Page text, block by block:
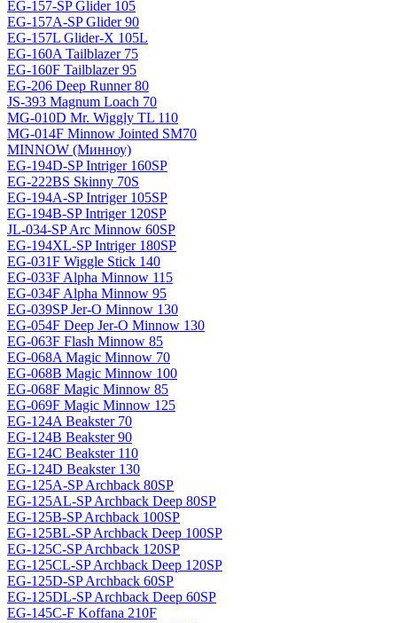
EG-157-SP Glider 105
EG-157A-SP Glider 90
EG-157L Glider-X 105L
EG-160A Tailblazer 75
EG-160F Tailblazer 95
EG-206 Deep Runner 80
JS-393 Magnum Loach 70
MG-010D Mr. Wiggly TL 110
MG-014F Minnow Jointed SM70
MINNOW (Минноу)
EG-194D-SP Intriger 160SP
EG-222BS Skinny 70S
EG-194A-SP Intriger 105SP
EG-194B-SP Intriger 120SP
JL-034-SP Arc Minnow 60SP
EG-194XL-SP Intriger 180SP
EG-031F Wiggle Stick 140
EG-033F Alpha Minnow 115
EG-034F Alpha Minnow 95
EG-039SP Jer-O Minnow 130
EG-054F Deep Jer-O Minnow 130
EG-063F Flash Minnow 85
EG-068A Magic Minnow 70
EG-068B Magic Minnow 100
EG-068F Magic Minnow 85
EG-069F Magiс Minnow 125
EG-124A Beakster 70
EG-124B Beakster 90
EG-124C Beakster 110
EG-124D Beakster 130
EG-125A-SP Archback 80SP
EG-125AL-SP Archback Deep 80SP
EG-125B-SP Archback 100SP
EG-125BL-SP Archback Deep 100SP
EG-125C-SP Archback 120SP
EG-125CL-SP Archback Deep 120SP
EG-125D-SP Archback 60SP
EG-125DL-SP Archback Deep 60SP
EG-145C-F Koffana 210F